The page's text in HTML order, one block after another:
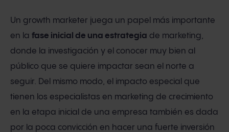
Un growth marketer juega un papel más importante
en la fase inicial de una estrategia de marketing,
donde la investigación y el conocer muy bien al
público que se quiere impactar sean el norte a
seguir. Del mismo modo, el impacto especial que
tienen los especialistas en marketing de crecimiento
en la etapa inicial de una empresa también es dada
por la poca convicción en hacer una fuerte inversión